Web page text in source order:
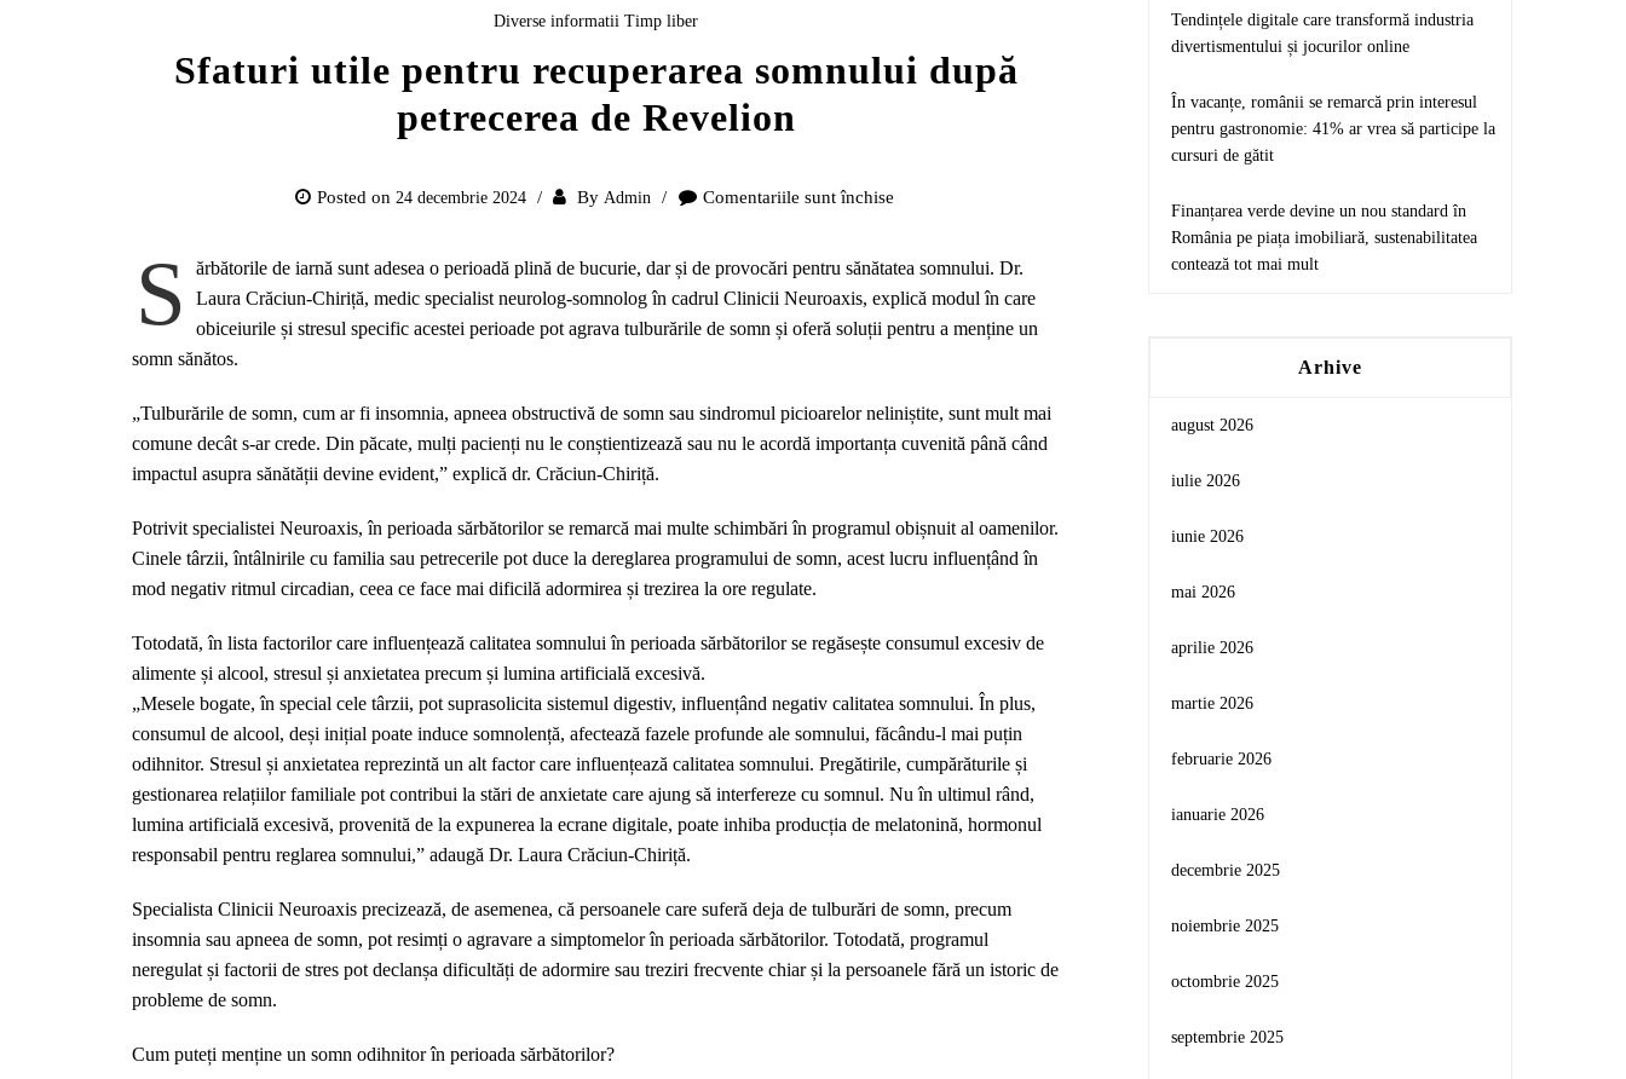
Diverse informatii Timp liber
Sfaturi utile pentru recuperarea somnului după
petrecerea de Revelion
Posted on 24 decembrie 2024 By Admin Comentariile sunt închise
petrecerea
S
ărbătorile de iarnă sunt adesea o perioadă plină de bucurie, dar și de provocări pentru sănătatea somnului. Dr.
Laura Crăciun-Chiriță, medic specialist neurolog-somnolog în cadrul Clinicii Neuroaxis, explică modul în care
obiceiurile și stresul specific acestei perioade pot agrava tulburările de somn și oferă soluții pentru a menține un
somn sănătos.
„Tulburările de somn, cum ar fi insomnia, apneea obstructivă de somn sau sindromul picioarelor neliniștite, sunt mult mai
comune decât s-ar crede. Din păcate, mulți pacienți nu le conștientizează sau nu le acordă importanța cuvenită până când
impactul asupra sănătății devine evident,” explică dr. Crăciun-Chiriță.
Potrivit specialistei Neuroaxis, în perioada sărbătorilor se remarcă mai multe schimbări în programul obișnuit al oamenilor.
Cinele târzii, întâlnirile cu familia sau petrecerile pot duce la dereglarea programului de somn, acest lucru influențând în
mod negativ ritmul circadian, ceea ce face mai dificilă adormirea și trezirea la ore regulate.
Totodată, în lista factorilor care influențează calitatea somnului în perioada sărbătorilor se regăsește consumul excesiv de
alimente și alcool, stresul și anxietatea precum și lumina artificială excesivă.
„Mesele bogate, în special cele târzii, pot suprasolicita sistemul digestiv, influențând negativ calitatea somnului. În plus,
consumul de alcool, deși inițial poate induce somnolență, afectează fazele profunde ale somnului, făcându-l mai puțin
odihnitor. Stresul și anxietatea reprezintă un alt factor care influențează calitatea somnului. Pregătirile, cumpărăturile și
gestionarea relațiilor familiale pot contribui la stări de anxietate care ajung să interfereze cu somnul. Nu în ultimul rând,
lumina artificială excesivă, provenită de la expunerea la ecrane digitale, poate inhiba producția de melatonină, hormonul
responsabil pentru reglarea somnului,” adaugă Dr. Laura Crăciun-Chiriță.
Specialista Clinicii Neuroaxis precizează, de asemenea, că persoanele care suferă deja de tulburări de somn, precum
insomnia sau apneea de somn, pot resimți o agravare a simptomelor în perioada sărbătorilor. Totodată, programul
neregulat și factorii de stres pot declanșa dificultăți de adormire sau treziri frecvente chiar și la persoanele fără un istoric de
probleme de somn.
Cum puteți menține un somn odihnitor în perioada sărbătorilor?
Tendințele digitale care transformă industria
divertismentului și jocurilor online
În vacanțe, românii se remarcă prin interesul
pentru gastronomie: 41% ar vrea să participe la
cursuri de gătit
Finanțarea verde devine un nou standard în
România pe piața imobiliară, sustenabilitatea
contează tot mai mult
Arhive
august 2026
iulie 2026
iunie 2026
mai 2026
aprilie 2026
martie 2026
februarie 2026
ianuarie 2026
decembrie 2025
noiembrie 2025
octombrie 2025
septembrie 2025